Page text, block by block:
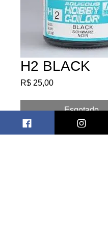
H2 BLACK
R$ 25,00Preço
Esgotado